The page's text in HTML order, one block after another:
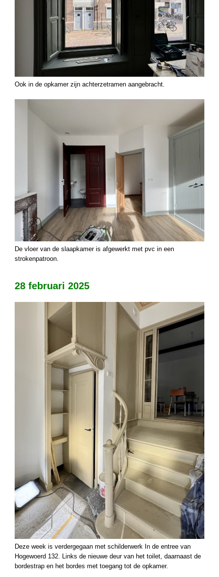
Ook in de opkamer zijn achterzetramen aangebracht.
De vloer van de slaapkamer is afgewerkt met pvc in een
strokenpatroon.
28 februari 2025
Deze week is verdergegaan met schilderwerk In de entree van
Hogewoerd 132. Links de nieuwe deur van het toilet, daarnaast de
bordestrap en het bordes met toegang tot de opkamer.